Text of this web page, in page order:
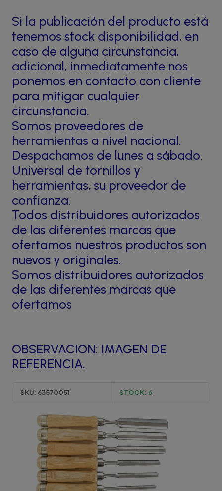
Si la publicación del producto está
tenemos stock disponibilidad, en
caso de alguna circunstancia,
adicional, inmediatamente nos
ponemos en contacto con cliente
para mitigar cualquier
circunstancia.
Somos proveedores de
herramientas a nivel nacional.
Despachamos de lunes a sábado.
Universal de tornillos y
herramientas, su proveedor de
confianza.
Todos distribuidores autorizados
de las diferentes marcas que
ofertamos nuestros productos son
nuevos y originales.
Somos distribuidores autorizados
de las diferentes marcas que
ofertamos
OBSERVACION: IMAGEN DE
REFERENCIA.
SKU: 63570051 STOCK: 6